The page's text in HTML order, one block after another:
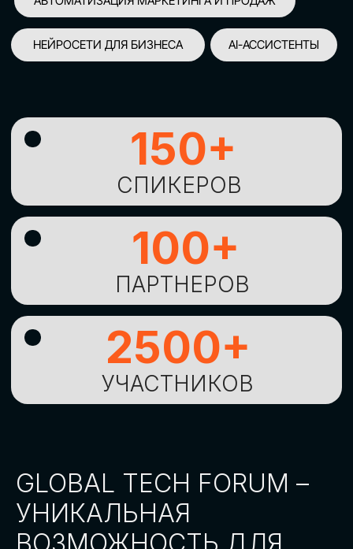
GLOBAL TECH FORUM –
ИЗУЧЕНИЯНОВЫХ
ТЕХНОЛОГИЙИ
СТРАТЕГИЧЕСКИХ
ПОДХОДОВ К ЦИФРОВОЙ
ТРАНСФОРМАЦИИ
БИЗНЕСА
ОСТАВИТЬ
ЗАЯВКУ
СТАТЬ СПИКЕРОМ
Оставьте заявку, наши менеджеры